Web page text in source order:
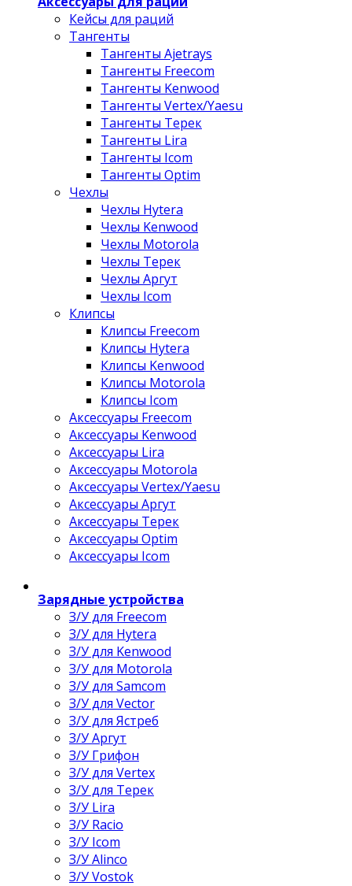
Кейсы для раций
Тангенты
Тангенты Ajetrays
Тангенты Freecom
Тангенты Kenwood
Тангенты Vertex/Yaesu
Тангенты Терек
Тангенты Lira
Тангенты Icom
Тангенты Optim
Чехлы
Чехлы Hytera
Чехлы Kenwood
Чехлы Motorola
Чехлы Терек
Чехлы Аргут
Чехлы Icom
Клипсы
Клипсы Freecom
Клипсы Hytera
Клипсы Kenwood
Клипсы Motorola
Клипсы Icom
Аксессуары Freecom
Аксессуары Kenwood
Аксессуары Lira
Аксессуары Motorola
Аксессуары Vertex/Yaesu
Аксессуары Аргут
Аксессуары Терек
Аксессуары Optim
Аксессуары Icom
Зарядные устройства
З/У для Freecom
З/У для Hytera
З/У для Kenwood
З/У для Motorola
З/У для Samcom
З/У для Vector
З/У для Ястреб
З/У Аргут
З/У Грифон
З/У для Vertex
З/У для Терек
З/У Lira
З/У Racio
З/У Icom
З/У Alinco
З/У Vostok